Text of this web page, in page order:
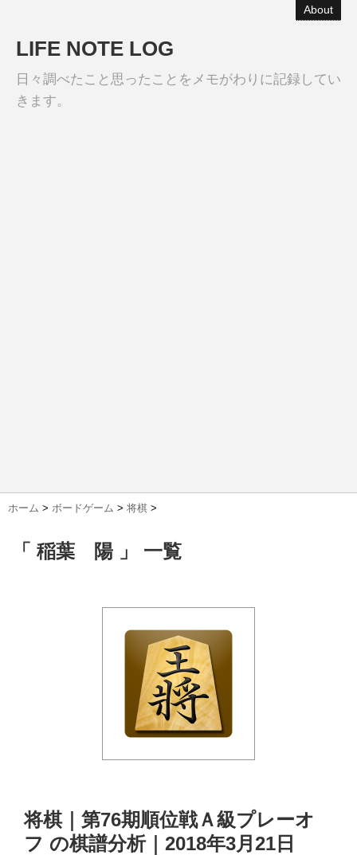
About
LIFE NOTE LOG
日々調べたこと思ったことをメモがわりに記録してい
きます。
ホーム > ボードゲーム > 将棋 >
「 稲葉 陽 」 一覧
将棋｜第76期順位戦Ａ級プレーオ
フ の棋譜分析｜2018年3月21日